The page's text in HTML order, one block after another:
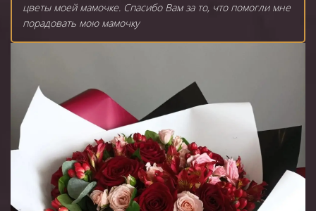
цветы моей мамочке. Спасибо Вам за то, что помогли мне
порадовать мою мамочку